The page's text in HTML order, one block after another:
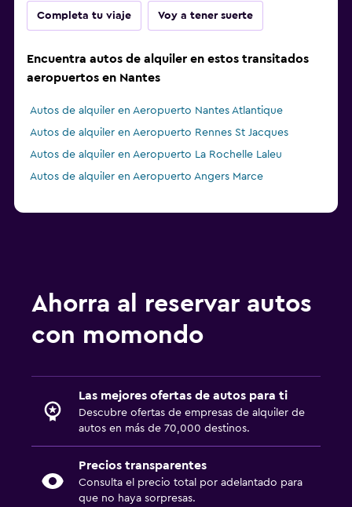
Completa tu viaje Voy a tener suerte
Encuentra autos de alquiler en estos transitados
aeropuertos en Nantes
Autos de alquiler en Aeropuerto Nantes Atlantique
Autos de alquiler en Aeropuerto Rennes St Jacques
Autos de alquiler en Aeropuerto La Rochelle Laleu
Autos de alquiler en Aeropuerto Angers Marce
Ahorra al reservar autos
con momondo
Las mejores ofertas de autos para ti
Descubre ofertas de empresas de alquiler de
autos en más de 70,000 destinos.
Precios transparentes
Consulta el precio total por adelantado para
que no haya sorpresas.